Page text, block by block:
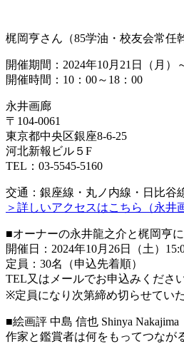
梶岡亨さん（85学油・校友会常任
開催期間：2024年10月21日（月）
開催時間：10：00～18：00
永井画廊
〒104-0061
東京都中央区銀座8-6-25
河北新報ビル５F
TEL：03-5545-5160
交通：銀座線・丸ノ内線・日比谷
＞詳しいアクセスはこちら（永井
■オーナーの永井龍之介と梶岡亨
開催日：2024年10月26日（土）
定員：30名（申込先着順）
TEL又はメールでお申込みください
※定員になり次第締め切らせていた
■絵画評 中島 信也 Shinya Nakajima
作家と鑑賞者は何をもってつなが